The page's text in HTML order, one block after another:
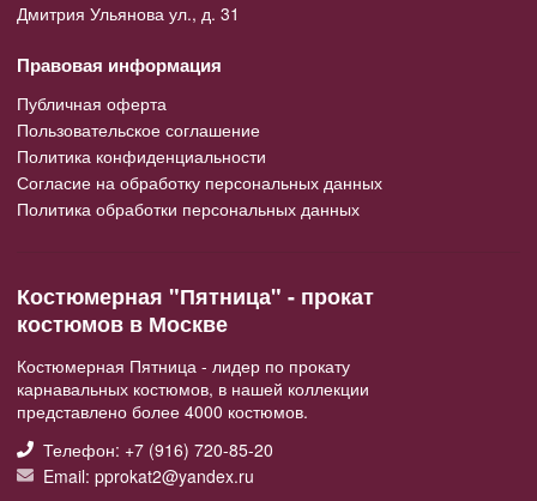
Дмитрия Ульянова ул., д. 31
Правовая информация
Публичная оферта
Пользовательское соглашение
Политика конфиденциальности
Согласие на обработку персональных данных
Политика обработки персональных данных
Костюмерная "Пятница" - прокат
костюмов в Москве
Костюмерная Пятница - лидер по прокату
карнавальных костюмов, в нашей коллекции
представлено более 4000 костюмов.
Телефон: +7 (916) 720-85-20
Email: pprokat2@yandex.ru